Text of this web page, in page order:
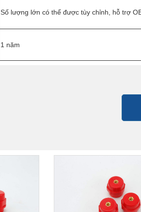
Số lượng lớn có thể được tùy chỉnh, hỗ trợ
1 năm